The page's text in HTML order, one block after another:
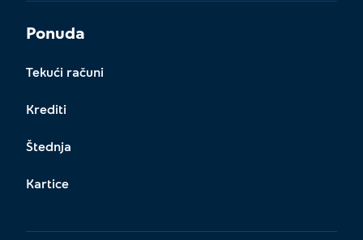
Ponuda
Tekući računi
Krediti
Štednja
Kartice